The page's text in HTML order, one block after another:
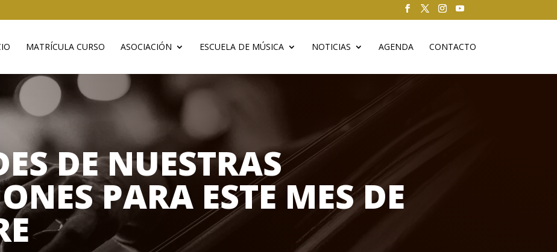
MATRÍCULA CURSO ASOCIACIÓN ESCUELA DE MÚSICA NOTICIAS AGENDA CONTACTO
DE NUESTRAS
PARA ESTE MES DE